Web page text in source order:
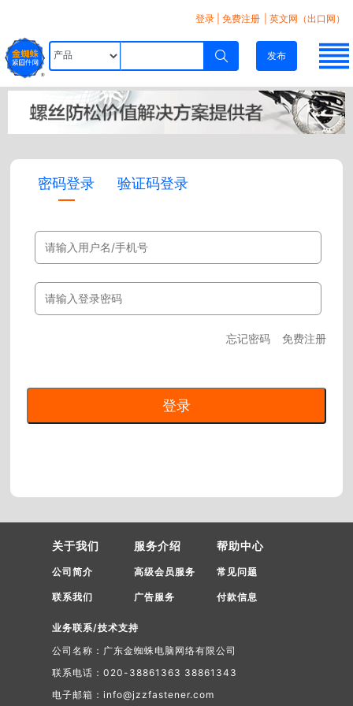
登录 免费注册 | 英文网（出口网）
发布
密码登录 验证码登录
忘记密码 免费注册
关于我们
公司简介
联系我们
服务介绍
高级会员服务
广告服务
帮助中心
常见问题
付款信息
业务联系/技术支持
公司名称：广东金蜘蛛电脑网络有限公司
联系电话：020-38861363 38861343
电子邮箱：info@jzzfastener.com